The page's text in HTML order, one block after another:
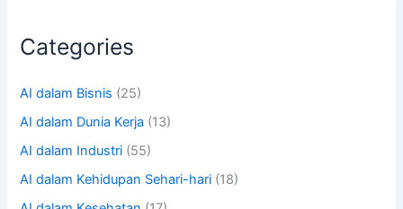
Categories
AI dalam Bisnis (25)
AI dalam Dunia Kerja (13)
AI dalam Industri (55)
AI dalam Kehidupan Sehari-hari (18)